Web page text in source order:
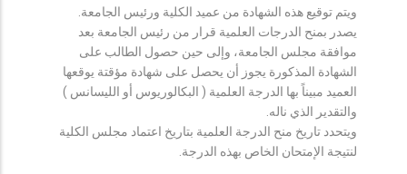
ويتم توقيع هذه الشهادة من عميد الكلية ورئيس الجامعة.
يصدر بمنح الدرجات العلمية قرار من رئيس الجامعة بعد
موافقة مجلس الجامعة، وإلى حين حصول الطالب على
الشهادة المذكورة يجوز أن يحصل على شهادة مؤقتة يوقعها
العميد مبيناً بها الدرجة العلمية ( البكالوريوس أو الليسانس )
والتقدير الذي ناله.
ويتحدد تاريخ منح الدرجة العلمية بتاريخ اعتماد مجلس الكلية
لنتيجة الإمتحان الخاص بهذه الدرجة.